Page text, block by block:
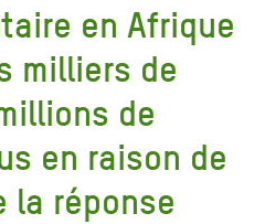
en Afrique
milliers de
de
en raison de
la réponse